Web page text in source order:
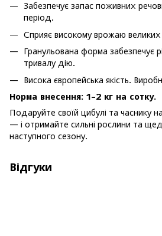
Забезпечує запас поживних
період.
Сприяє високому врожаю великих
Гранульована форма забезпечує
тривалу дію.
Висока європейська якість.
Норма внесення: 1–2 кг на сотку.
Подаруйте своїй цибулі та часнику
— і отримайте сильні рослини та
наступного сезону.
Відгуки